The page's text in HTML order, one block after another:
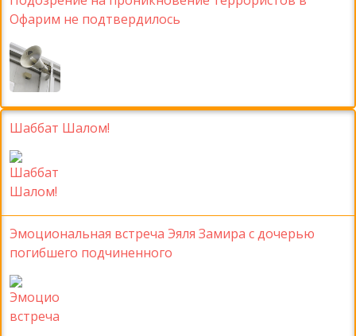
Офарим не подтвердилось
Шаббат Шалом!
Эмоциональная встреча Эяля Замира с дочерью
погибшего подчиненного